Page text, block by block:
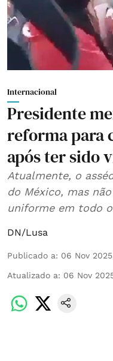
Internacional
Presidente
reforma para
após ter sido
Atualmente, o
do México, mas
uniforme em todo
DN/Lusa
Publicado a: 06 Nov
Atualizado a: 06 Nov